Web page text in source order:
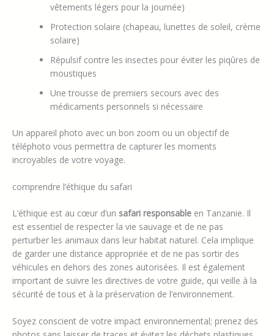
vêtements légers pour la journée)
Protection solaire (chapeau, lunettes de soleil, crème
solaire)
Répulsif contre les insectes pour éviter les piqûres de
moustiques
Une trousse de premiers secours avec des
médicaments personnels si nécessaire
Un appareil photo avec un bon zoom ou un objectif de
téléphoto vous permettra de capturer les moments
incroyables de votre voyage.
comprendre l’éthique du safari
L’éthique est au cœur d’un safari responsable en Tanzanie. Il
est essentiel de respecter la vie sauvage et de ne pas
perturber les animaux dans leur habitat naturel. Cela implique
de garder une distance appropriée et de ne pas sortir des
véhicules en dehors des zones autorisées. Il est également
important de suivre les directives de votre guide, qui veille à la
sécurité de tous et à la préservation de l’environnement.
Soyez conscient de votre impact environnemental; prenez des